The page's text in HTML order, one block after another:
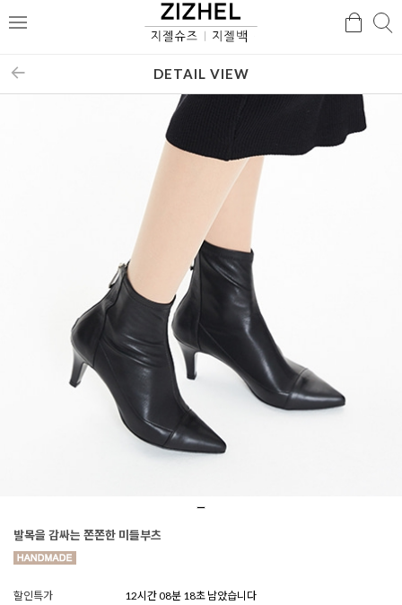
메
검
DETAIL VIEW
발목을 감싸는 쫀쫀한 미들부츠
할인특가
12시간 08분 16초 남았습니다